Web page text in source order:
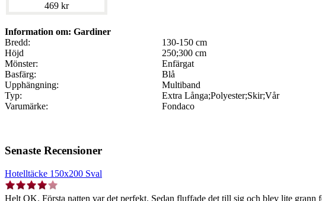
469 kr
Information om: Gardiner
Bredd:
130-150 cm
Höjd
250;300 cm
Mönster:
Enfärgat
Basfärg:
Blå
Upphängning:
Multiband
Typ:
Extra Långa;Polyester;Skir;Vår
Varumärke:
Fondaco
Senaste Recensioner
Hotelltäcke 150x200 Sval
Helt OK. Första natten var det perfekt. Sedan fluffade det till sig och blev lite grann